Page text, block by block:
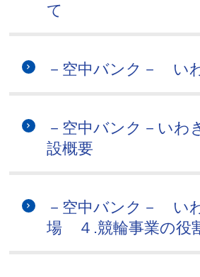
て
－空中バンク－ い
－空中バンク－い
設概要
－空中バンク－ い
場 ４.競輪事業の役